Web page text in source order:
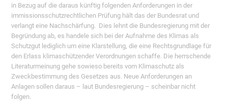
in Bezug auf die daraus künftig folgenden Anforderungen in der
immissionsschutzrechtlichen Prüfung hält das der Bundesrat und
verlangt eine Nachschärfung. Dies lehnt die Bundesregierung mit der
Begründung ab, es handele sich bei der Aufnahme des Klimas als
Schutzgut lediglich um eine Klarstellung, die eine Rechtsgrundlage für
den Erlass klimaschützender Verordnungen schaffe. Die herrschende
Literaturmeinung gehe sowieso bereits vom Klimaschutz als
Zweckbestimmung des Gesetzes aus. Neue Anforderungen an
Anlagen sollen daraus – laut Bundesregierung – scheinbar nicht
folgen.